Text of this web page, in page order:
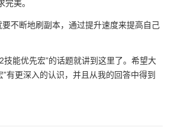
美。
不断地刷副本，通过提升速度来提高自己
技能优先宏”的话题就讲到这里了。希望大
有更深入的认识，并且从我的回答中得到